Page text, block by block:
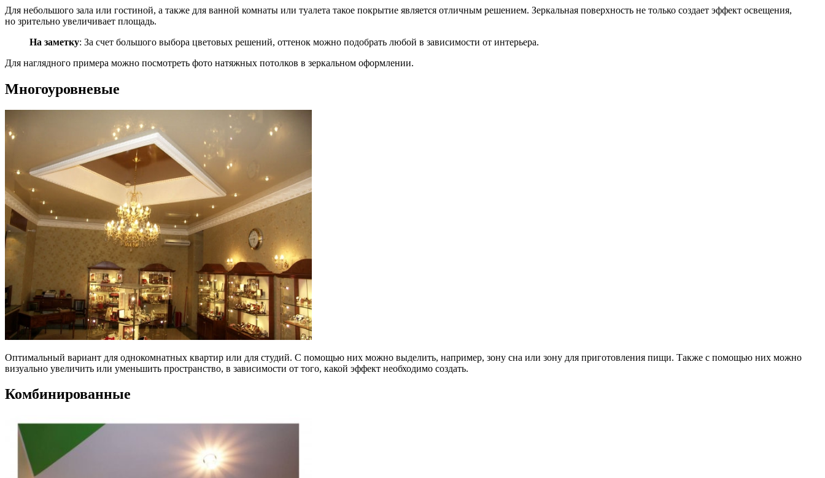
Для небольшого зала или гостиной, а также для ванной комнаты или туалета такое покрытие является отличным решением. Зеркальная поверхность не только создает эффект освещения,
но зрительно увеличивает площадь.
На заметку: За счет большого выбора цветовых решений, оттенок можно подобрать любой в зависимости от интерьера.
Для наглядного примера можно посмотреть фото натяжных потолков в зеркальном оформлении.
Многоуровневые
Оптимальный вариант для однокомнатных квартир или для студий. С помощью них можно выделить, например, зону сна или зону для приготовления пищи. Также с помощью них можно
визуально увеличить или уменьшить пространство, в зависимости от того, какой эффект необходимо создать.
Комбинированные